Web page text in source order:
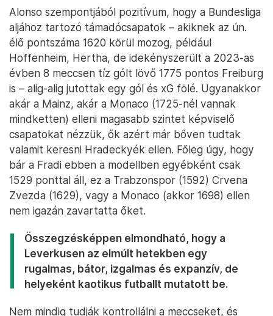
Alonso szempontjából pozitívum, hogy a Bundesliga
aljához tartozó támadócsapatok – akiknek az ún.
élő pontszáma 1620 körül mozog, például
Hoffenheim, Hertha, de idekényszerült a 2023-as
évben 8 meccsen tíz gólt lövő 1775 pontos Freiburg
is – alig-alig jutottak egy gól és xG fölé. Ugyanakkor
akár a Mainz, akár a Monaco (1725-nél vannak
mindketten) elleni magasabb szintet képviselő
csapatokat nézzük, ők azért már bőven tudtak
valamit keresni Hradeckyék ellen. Főleg úgy, hogy
bár a Fradi ebben a modellben egyébként csak
1529 ponttal áll, ez a Trabzonspor (1592) Crvena
Zvezda (1629), vagy a Monaco (akkor 1698) ellen
nem igazán zavartatta őket.
Összegzésképpen elmondható, hogy a
Leverkusen az elmúlt hetekben egy
rugalmas, bátor, izgalmas és expanzív, de
helyeként kaotikus futballt mutatott be.
Nem mindig tudják kontrollálni a meccseket, és